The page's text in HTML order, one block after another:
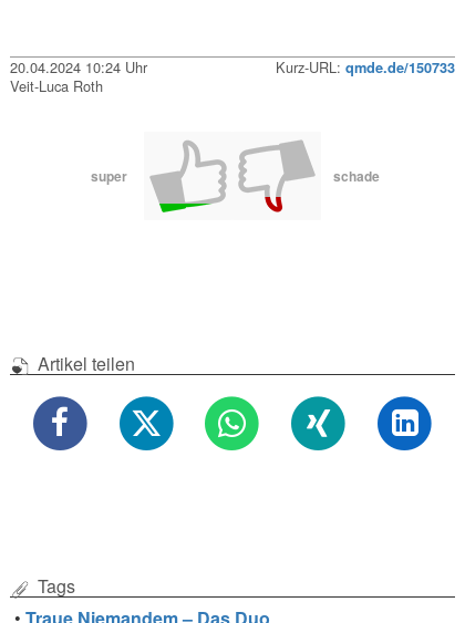
20.04.2024 10:24 Uhr Kurz-URL: qmde.de/150733
Veit-Luca Roth
super schade
Artikel teilen
Tags